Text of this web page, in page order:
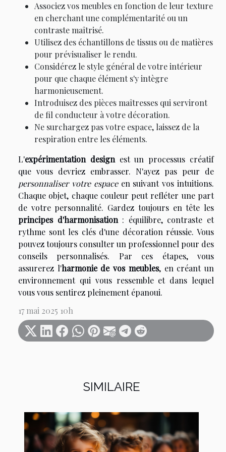
SIMILAIRE
Associez vos meubles en fonction de leur texture
en cherchant une complémentarité ou un
contraste maîtrisé.
Utilisez des échantillons de tissus ou de matières
pour prévisualiser le rendu.
Considérez le style général de votre intérieur
pour que chaque élément s'y intègre
harmonieusement.
Introduisez des pièces maîtresses qui serviront
de fil conducteur à votre décoration.
Ne surchargez pas votre espace, laissez de la
respiration entre les éléments.
L'expérimentation designest un processus créatif
que vous devriez embrasser. N'ayez pas peur de
personnaliser votre espaceen suivant vos intuitions.
Chaque objet, chaque couleur peut refléter une part
de votre personnalité. Gardez toujours en tête les
principes d'harmonisation: équilibre, contraste et
rythme sont les clés d'une décoration réussie. Vous
pouvez toujours consulter un professionnel pour des
conseils personnalisés. Par ces étapes, vous
assurerez l'harmonie de vos meubles, en créant un
environnement qui vous ressemble et dans lequel
vous vous sentirez pleinement épanoui.
17 mai 2025 10h